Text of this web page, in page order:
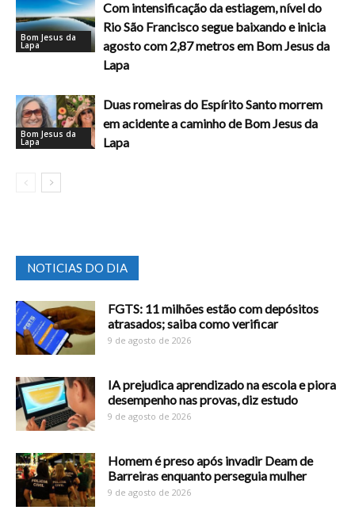
Bom Jesus da
Lapa
Com intensificação da estiagem, nível do
Rio São Francisco segue baixando e inicia
agosto com 2,87 metros em Bom Jesus da
Lapa
Bom Jesus da
Lapa
Duas romeiras do Espírito Santo morrem
em acidente a caminho de Bom Jesus da
Lapa
NOTICIAS DO DIA
FGTS: 11 milhões estão com depósitos
atrasados; saiba como verificar
9 de agosto de 2026
IA prejudica aprendizado na escola e piora
desempenho nas provas, diz estudo
9 de agosto de 2026
Homem é preso após invadir Deam de
Barreiras enquanto perseguia mulher
9 de agosto de 2026